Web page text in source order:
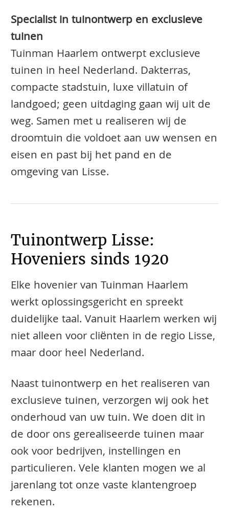
Specialist in tuinontwerp en exclusieve
tuinen
Tuinman Haarlem ontwerpt exclusieve
tuinen in heel Nederland. Dakterras,
compacte stadstuin, luxe villatuin of
landgoed; geen uitdaging gaan wij uit de
weg. Samen met u realiseren wij de
droomtuin die voldoet aan uw wensen en
eisen en past bij het pand en de
omgeving van Lisse.
Tuinontwerp Lisse:
Hoveniers sinds 1920
Elke hovenier van Tuinman Haarlem
werkt oplossingsgericht en spreekt
duidelijke taal. Vanuit Haarlem werken wij
niet alleen voor cliënten in de regio Lisse,
maar door heel Nederland.
Naast tuinontwerp en het realiseren van
exclusieve tuinen, verzorgen wij ook het
onderhoud van uw tuin. We doen dit in
de door ons gerealiseerde tuinen maar
ook voor bedrijven, instellingen en
particulieren. Vele klanten mogen we al
jarenlang tot onze vaste klantengroep
rekenen.